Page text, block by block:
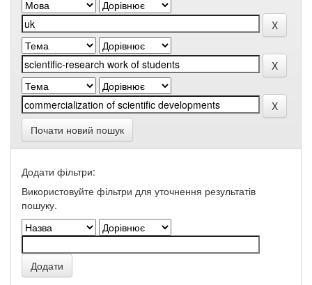
Почати новий пошук
Додати фільтри:
Використовуйте фільтри для уточнення результатів
пошуку.